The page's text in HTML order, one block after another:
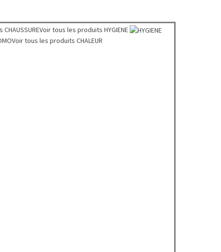
CHAUSSUREVoir tous les produits HYGIENE
Voir tous les produits CHALEUR